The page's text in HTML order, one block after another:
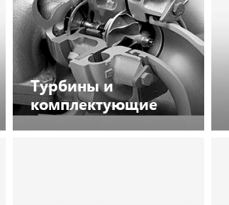
Турбины и
комплектующие